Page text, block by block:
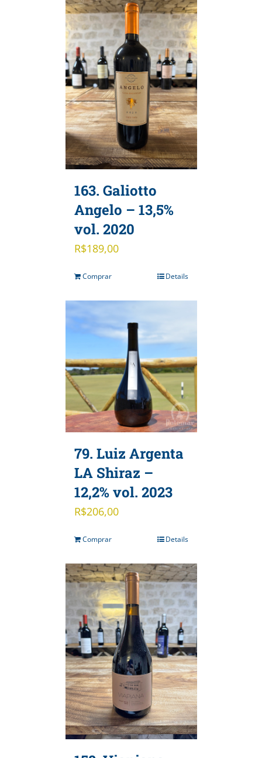
163. Galiotto
Angelo – 13,5%
vol. 2020
R$189,00
Comprar Details
79. Luiz Argenta
LA Shiraz –
12,2% vol. 2023
R$206,00
Comprar Details